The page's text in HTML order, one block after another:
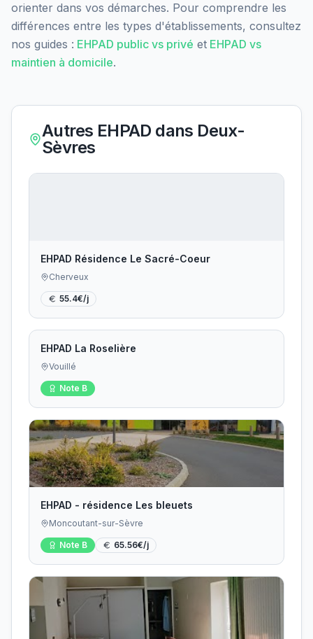
orienter dans vos démarches. Pour comprendre les
différences entre les types d'établissements, consultez
nos guides : EHPAD public vs privé et EHPAD vs
maintien à domicile.
Autres EHPAD dans Deux-
Sèvres
EHPAD Résidence Le Sacré-Coeur
Cherveux
55.4€/j
EHPAD La Roselière
Vouillé
Note B
EHPAD - résidence Les bleuets
Moncoutant-sur-Sèvre
Note B 65.56€/j